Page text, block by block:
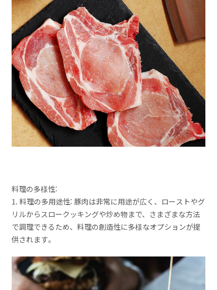
料理の多様性:
1. 料理の多用途性: 豚肉は非常に用途が広く、ローストやグ
リルからスロークッキングや炒め物まで、さまざまな方法
で調理できるため、料理の創造性に多様なオプションが提
供されます。